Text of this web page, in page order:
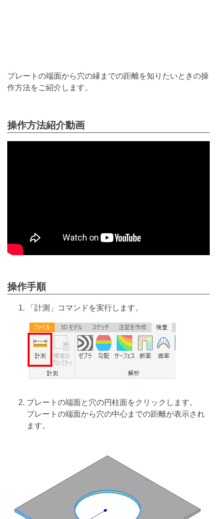
プレートの端面から穴の縁までの距離を知りたいときの操
作方法をご紹介します。
操作方法紹介動画
操作手順
「計測」コマンドを実行します。
プレートの端面と穴の円柱面をクリックします。
プレートの端面から穴の中心までの距離が表示され
ます。